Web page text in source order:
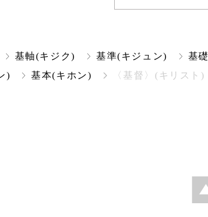
基軸(キジク) 基準(キジュン)
基礎
) 基本(キホン)
〈基督〉(キリスト)